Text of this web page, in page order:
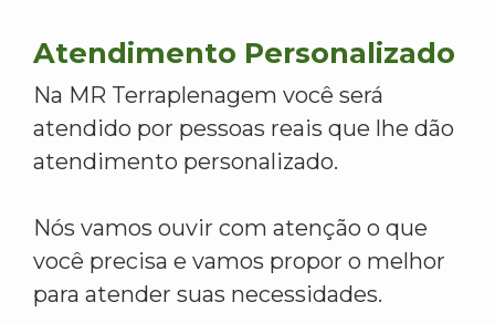
Atendimento Personalizado
Na MR Terraplenagem você será
atendido por pessoas reais que lhe dão
atendimento personalizado.
Nós vamos ouvir com atenção o que
você precisa e vamos propor o melhor
para atender suas necessidades.